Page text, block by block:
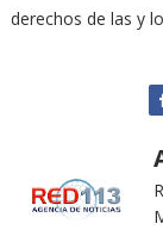
derechos de las y